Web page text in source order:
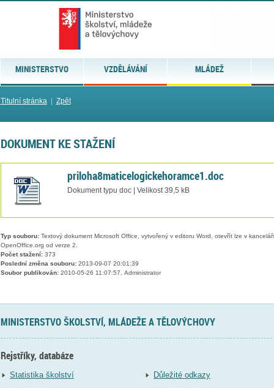
MINISTERSTVO VZDĚLÁVÁNÍ MLÁDEŽ
Titulní stránka| Zpět
DOKUMENT KE STAŽENÍ
priloha8maticelogickehoramce1.doc
Dokument typu doc | Velikost 39,5 kB
Typ souboru:Textový dokument Microsoft Office, vytvořený v editoru Word, otevřít lze v
OpenOffice.org od verze 2.
Počet stažení:373
Poslední změna souboru:2013-09-07 20:01:39
Soubor publikován:2010-05-26 11:07:57, Administrator
MINISTERSTVO ŠKOLSTVÍ, MLÁDEŽE A TĚLOVÝCHOVY
Rejstříky, databáze
Statistika školství
Důležité odkazy